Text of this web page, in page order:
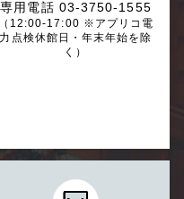
専用電話 03-3750-1555
（12:00-17:00 ※アプリコ電
力点検休館日・年末年始を除
く）